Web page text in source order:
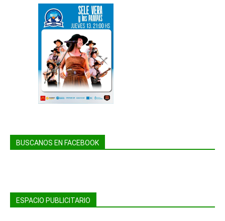
BUSCANOS EN FACEBOOK
ESPACIO PUBLICITARIO